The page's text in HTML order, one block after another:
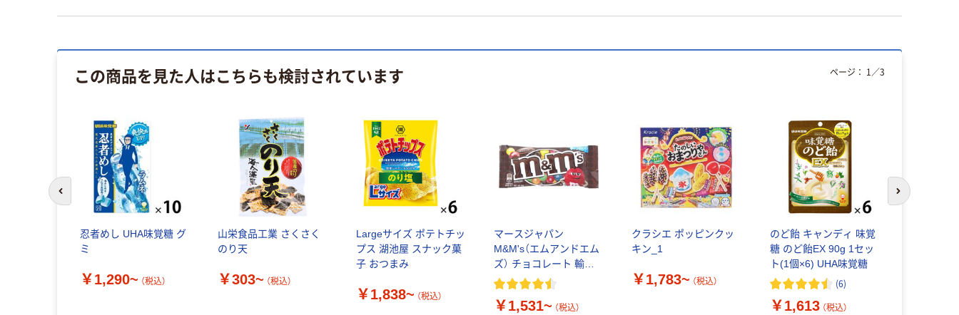
この商品を見た人はこちらも検討されています
忍者めし UHA味覚糖 グ
ミ
￥1,290~ （税込）
山栄食品工業 さくさく
のり天
￥303~ （税込）
Largeサイズ ポテトチッ
プス 湖池屋 スナック菓
子 おつまみ
￥1,838~ （税込）
マースジャパン
M&M's（エムアンドエム
ズ） チョコレート 輸入
菓子
￥1,531~ （税込）
クラシエ ポッピンクッ
キン_1
￥1,783~ （税込）
のど飴 キャンディ 味覚
糖 のど飴EX 90g 1セッ
ト(1個×6) UHA味覚糖
(6)
￥1,613 （税込）
ページ： 1 ／3
前のスライドへ 次のスライド